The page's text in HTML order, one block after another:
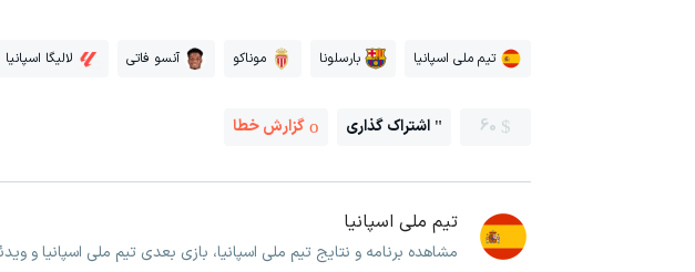
تیم ملی اسپانیا بارسلونا موناکو آنسو فاتی لالیگا اسپانیا
60 اشتراک گذاری گزارش خطا
تیم ملی اسپانیا
مشاهده برنامه و نتایج تیم ملی اسپانیا، بازی بعدی تیم ملی اسپانیا و